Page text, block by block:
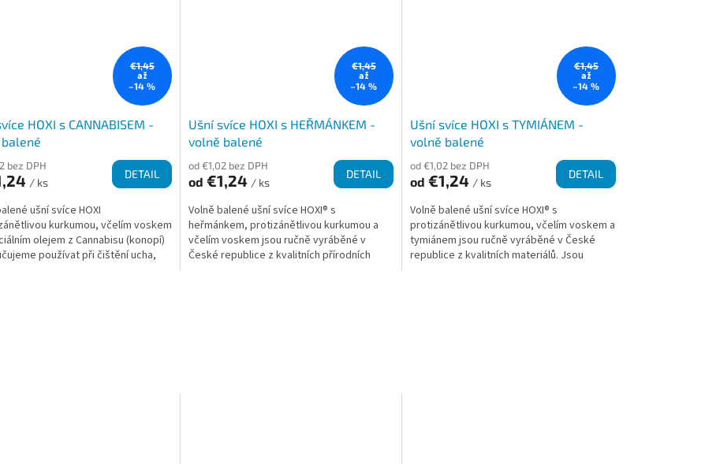
€1,45
až
–14 %
HOXI s CANNABISEM -
bez DPH
/ ks
DETAIL
ušní svíce HOXI
kurkumou, včelím voskem
olejem z Cannabisu (konopí)
používat při čištění ucha,
€1,45
až
–14 %
Ušní svíce HOXI s HEŘMÁNKEM -
volně balené
od €1,02 bez DPH
od €1,24 / ks
DETAIL
Volně balené ušní svíce HOXI® s
heřmánkem, protizánětlivou kurkumou a
včelím voskem jsou ručně vyráběné v
České republice z kvalitních přírodních
€1,45
až
–14 %
Ušní svíce HOXI s TYMIÁNEM -
volně balené
od €1,02 bez DPH
od €1,24 / ks
DETAIL
Volně balené ušní svíce HOXI® s
protizánětlivou kurkumou, včelím voskem a
tymiánem jsou ručně vyráběné v České
republice z kvalitních materiálů. Jsou